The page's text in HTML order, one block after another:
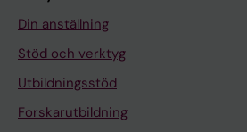
Din anställning
Stöd och verktyg
Utbildningsstöd
Forskarutbildning